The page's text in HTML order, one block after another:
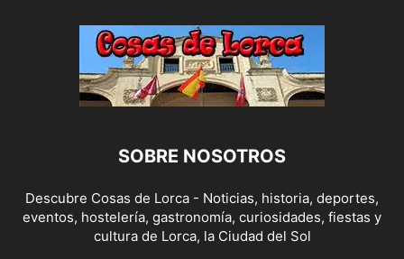
SOBRE NOSOTROS
Descubre Cosas de Lorca - Noticias, historia, deportes,
eventos, hostelería, gastronomía, curiosidades, fiestas y
cultura de Lorca, la Ciudad del Sol